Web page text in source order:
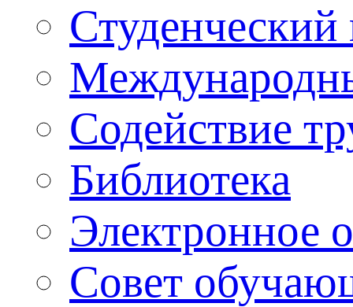
Студенческий
Содействие
Библиотека
Электронное
Совет